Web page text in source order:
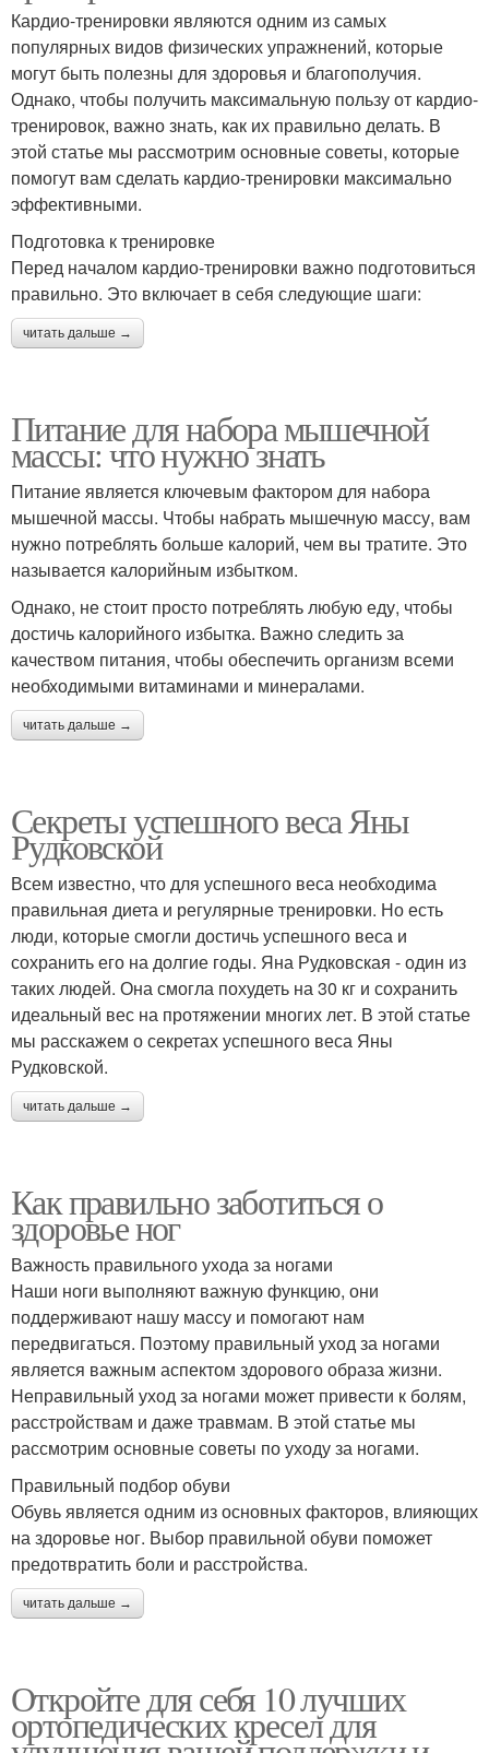
Кардио-тренировки являются одним из самых
популярных видов физических упражнений, которые
могут быть полезны для здоровья и благополучия.
Однако, чтобы получить максимальную пользу от кардио-
тренировок, важно знать, как их правильно делать. В
этой статье мы рассмотрим основные советы, которые
помогут вам сделать кардио-тренировки максимально
эффективными.
Подготовка к тренировке
Перед началом кардио-тренировки важно подготовиться
правильно. Это включает в себя следующие шаги:
читать дальше →
Питание для набора мышечной
массы: что нужно знать
Питание является ключевым фактором для набора
мышечной массы. Чтобы набрать мышечную массу, вам
нужно потреблять больше калорий, чем вы тратите. Это
называется калорийным избытком.
Однако, не стоит просто потреблять любую еду, чтобы
достичь калорийного избытка. Важно следить за
качеством питания, чтобы обеспечить организм всеми
необходимыми витаминами и минералами.
читать дальше →
Секреты успешного веса Яны
Рудковской
Всем известно, что для успешного веса необходима
правильная диета и регулярные тренировки. Но есть
люди, которые смогли достичь успешного веса и
сохранить его на долгие годы. Яна Рудковская - один из
таких людей. Она смогла похудеть на 30 кг и сохранить
идеальный вес на протяжении многих лет. В этой статье
мы расскажем о секретах успешного веса Яны
Рудковской.
читать дальше →
Как правильно заботиться о
здоровье ног
Важность правильного ухода за ногами
Наши ноги выполняют важную функцию, они
поддерживают нашу массу и помогают нам
передвигаться. Поэтому правильный уход за ногами
является важным аспектом здорового образа жизни.
Неправильный уход за ногами может привести к болям,
расстройствам и даже травмам. В этой статье мы
рассмотрим основные советы по уходу за ногами.
Правильный подбор обуви
Обувь является одним из основных факторов, влияющих
на здоровье ног. Выбор правильной обуви поможет
предотвратить боли и расстройства.
читать дальше →
Откройте для себя 10 лучших
ортопедических кресел для